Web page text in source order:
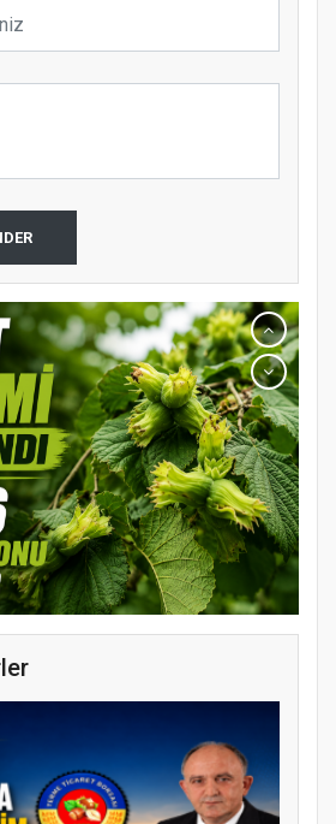
TERME İLÇE BAŞKANLIĞINDA
PROGRAMI